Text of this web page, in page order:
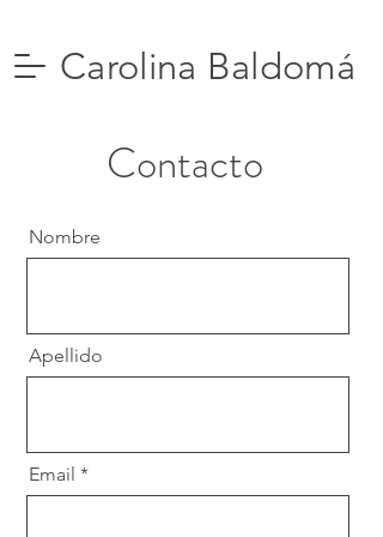
Carolina Baldomá
Contacto
Nombre
Apellido
Email